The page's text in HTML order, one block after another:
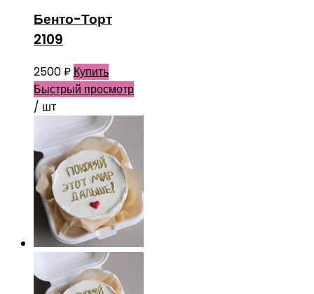
Бенто-Торт
2109
2500₽ Купить
Быстрый просмотр
/ шт